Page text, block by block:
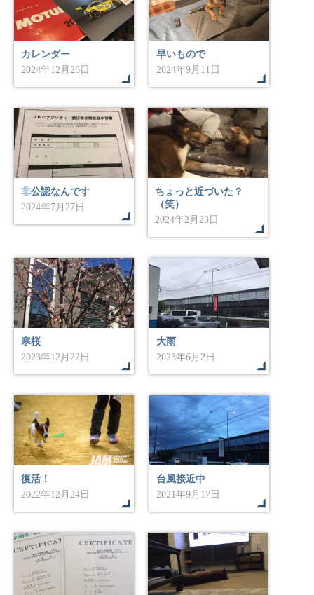
カレンダー
2024年12月26日
早いもので
2024年9月11日
非公認なんです
2024年7月27日
ちょっと近づいた？
（笑）
2024年2月23日
寒桜
2023年12月22日
大雨
2023年6月2日
復活！
2022年12月24日
台風接近中
2021年9月17日